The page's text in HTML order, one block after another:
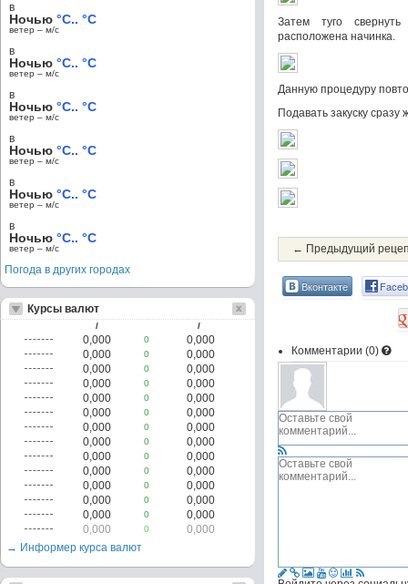
Затем туго
расположена начинка.
Данную процедуру
Подавать закуску сразу
← Предыдущий
Вконтакте
Комментарии (0)
в
Ночью °C.. °C
ветер – м/c
в
Ночью °C.. °C
ветер – м/c
в
Ночью °C.. °C
ветер – м/c
в
Ночью °C.. °C
ветер – м/c
в
Ночью °C.. °C
ветер – м/c
в
Ночью °C.. °C
ветер – м/c
Погода в других городах
Курсы валют
/ /
0,000 0
0,000
0,000
0
0,000
0,000
0
0,000
0,000
0
0,000
0,000
0
0,000
0,000
0
0,000
0,000
0
0,000
0,000
0
0,000
0,000
0
0,000
0,000
0
0,000
0,000
0
0,000
0,000
0
0,000
0,000
0
0,000
0,000
0
0,000
→ Информер курса валют